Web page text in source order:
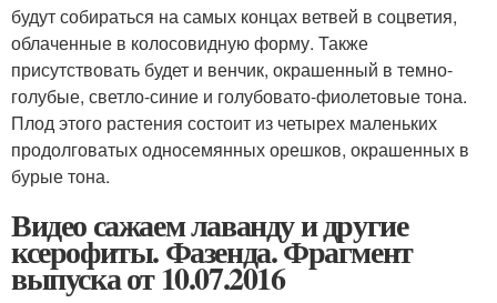
будут собираться на самых концах ветвей в соцветия,
облаченные в колосовидную форму. Также
присутствовать будет и венчик, окрашенный в темно-
голубые, светло-синие и голубовато-фиолетовые тона.
Плод этого растения состоит из четырех маленьких
продолговатых односемянных орешков, окрашенных в
бурые тона.
Видео сажаем лаванду и другие
ксерофиты. Фазенда. Фрагмент
выпуска от 10.07.2016